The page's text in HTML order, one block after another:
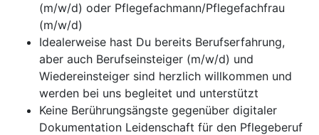
(m/w/d) oder Pflegefachmann/Pflegefachfrau
(m/w/d)
Idealerweise hast Du bereits Berufserfahrung,
aber auch Berufseinsteiger (m/w/d) und
Wiedereinsteiger sind herzlich willkommen und
werden bei uns begleitet und unterstützt
Keine Berührungsängste gegenüber digitaler
Dokumentation Leidenschaft für den Pflegeberuf